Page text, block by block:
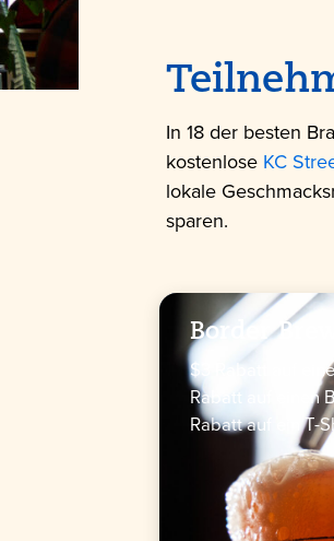
In 18 der besten
kostenlose KC
lokale
sparen.
Border
$3 Rabatt auf
Rabatt auf einen
Rabatt auf ein T-